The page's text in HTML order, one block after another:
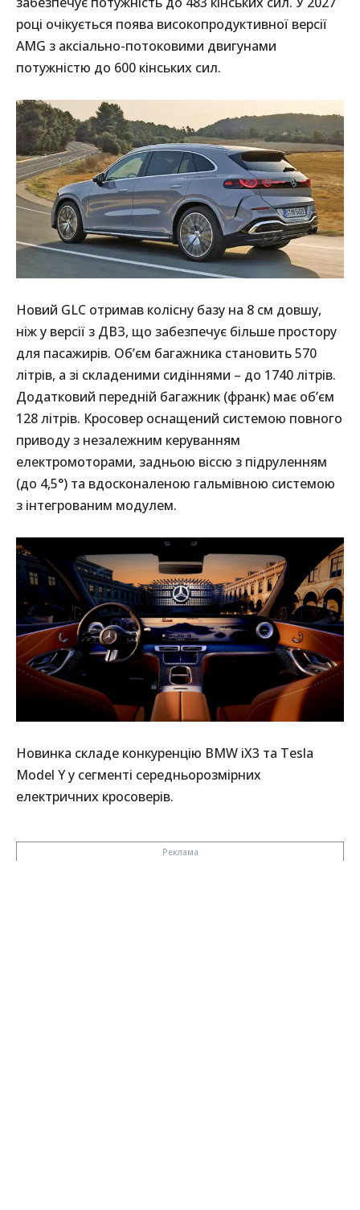
році очікується поява високопродуктивної версії
AMG з аксіально-потоковими двигунами
потужністю до 600 кінських сил.
Новий GLC отримав колісну базу на 8 см довшу,
ніж у версії з ДВЗ, що забезпечує більше простору
для пасажирів. Об’єм багажника становить 570
літрів, а зі складеними сидіннями – до 1740 літрів.
Додатковий передній багажник (франк) має об’єм
128 літрів. Кросовер оснащений системою повного
приводу з незалежним керуванням
електромоторами, задньою віссю з підруленням
(до 4,5°) та вдосконаленою гальмівною системою
з інтегрованим модулем.
Новинка складе конкуренцію BMW iX3 та Tesla
Model Y у сегменті середньорозмірних
електричних кросоверів.